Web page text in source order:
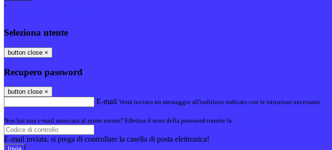
-
Seleziona utente
button close ×
Recupero password
button close ×
E-mail Verrà inviato un messaggio all'indirizzo indicato con le istruzioni necessarie.
Non hai una e-mail associata al nome utente? Effettua il reset della password tramite la
E-mail inviata, si prega di controllare la casella di posta elettronica!